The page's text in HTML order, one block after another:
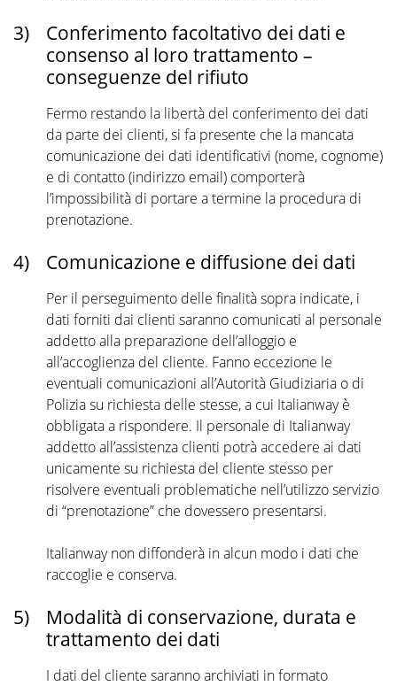
3)
Conferimento facoltativo dei dati e
consenso al loro trattamento –
conseguenze del rifiuto
Fermo restando la libertà del conferimento dei dati
da parte dei clienti, si fa presente che la mancata
comunicazione dei dati identificativi (nome, cognome)
e di contatto (indirizzo email) comporterà
l’impossibilità di portare a termine la procedura di
prenotazione.
4) Comunicazione e diffusione dei dati
Per il perseguimento delle finalità sopra indicate, i
dati forniti dai clienti saranno comunicati al personale
addetto alla preparazione dell’alloggio e
all’accoglienza del cliente. Fanno eccezione le
eventuali comunicazioni all’Autorità Giudiziaria o di
Polizia su richiesta delle stesse, a cui Italianway è
obbligata a rispondere. Il personale di Italianway
addetto all’assistenza clienti potrà accedere ai dati
unicamente su richiesta del cliente stesso per
risolvere eventuali problematiche nell’utilizzo servizio
di “prenotazione” che dovessero presentarsi.
Italianway non diffonderà in alcun modo i dati che
raccoglie e conserva.
5)
Modalità di conservazione, durata e
trattamento dei dati
I dati del cliente saranno archiviati in formato